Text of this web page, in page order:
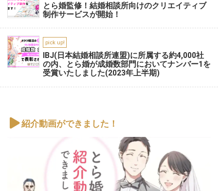
とら婚監修！結婚相談所向けのクリエイティブ
制作サービスが開始！
pick up!
IBJ(日本結婚相談所連盟)に所属する約4,000社
の内、とら婚が成婚数部門においてナンバー1を
受賞いたしました(2023年上半期)
紹介動画ができました！